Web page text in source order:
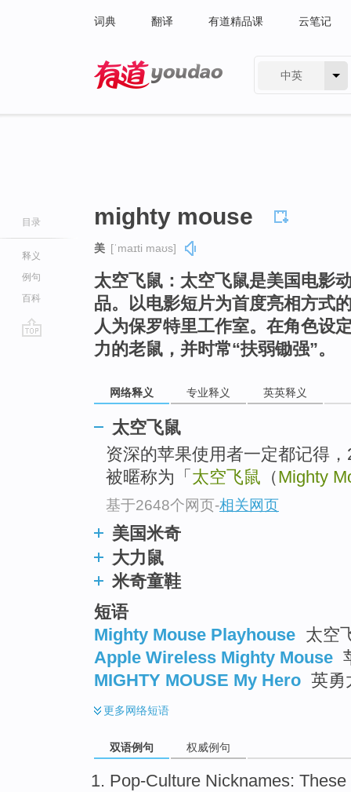
词典 翻译 有道精品课 云笔记
中英
目录
释义
例句
百科
mighty mouse
美 [ˈmaɪti maʊs]
太空飞鼠：太空飞鼠是美国电影
品。以电影短片为首度亮相方式
人为保罗特里工作室。在角色设
力的老鼠，并时常“扶弱锄强”。
网络释义 专业释义 英英释义
太空飞鼠
资深的苹果使用者一定都记得
被暱称为「 太空飞鼠 （Mighty
基于2648个网页-相关网页
美国米奇
大力鼠
米奇童鞋
短语
Mighty Mouse Playhouse 太空
Apple Wireless Mighty Mouse
MIGHTY MOUSE My Hero 英勇
更多网络短语
双语例句 权威例句
Pop-Culture Nicknames: These